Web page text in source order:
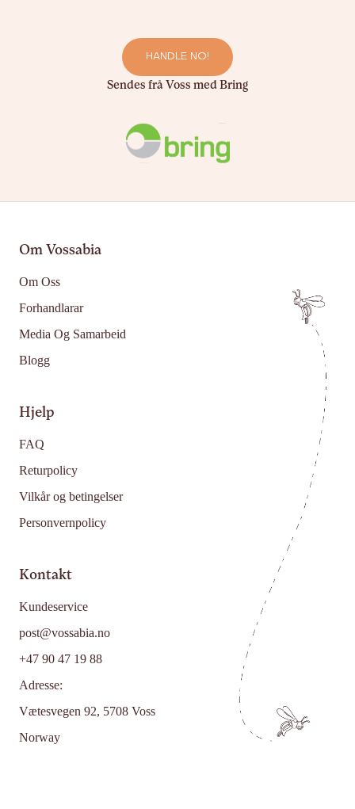
HANDLE NO!
Sendes frå Voss med Bring
Om Vossabia
Om Oss
Forhandlarar
Media Og Samarbeid
Blogg
Hjelp
FAQ
Returpolicy
Vilkår og betingelser
Personvernpolicy
Kontakt
Kundeservice
post@vossabia.no
+47 90 47 19 88
Adresse:
Vætesvegen 92, 5708 Voss
Norway